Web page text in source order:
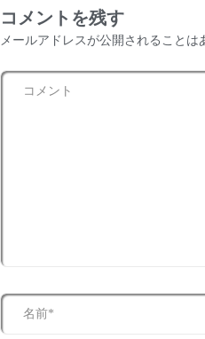
コメントを残す
メールアドレスが公開されることは